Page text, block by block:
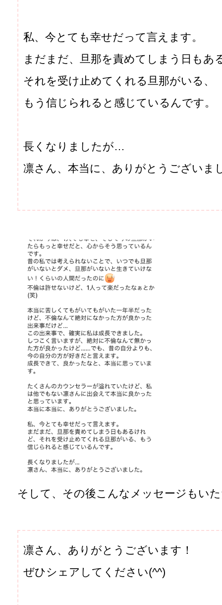
私、今とても幸せだって言えます。
まだまだ、旦那を責めてしまう日もあ
それを受け止めてくれる旦那がいる、
もう信じられると感じているんです。
長くなりましたが…
凛さん、本当に、ありがとうございま
そして、その後こんなメッセージもい
凛さん、ありがとうございます！
ぜひシェアしてください(^^)